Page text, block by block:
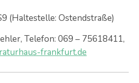
(Haltestelle: Ostendstraße)
Telefon: 069 – 75618411,
frankfurt.de